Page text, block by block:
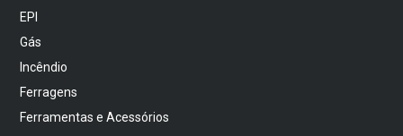
EPI
Gás
Incêndio
Ferragens
Ferramentas e Acessórios